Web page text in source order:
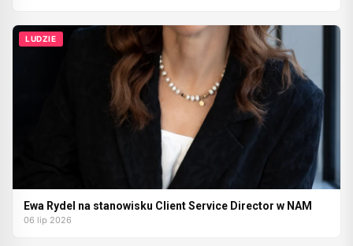
LUDZIE
Ewa Rydel na stanowisku Client Service Director w NAM
06 lip 2026